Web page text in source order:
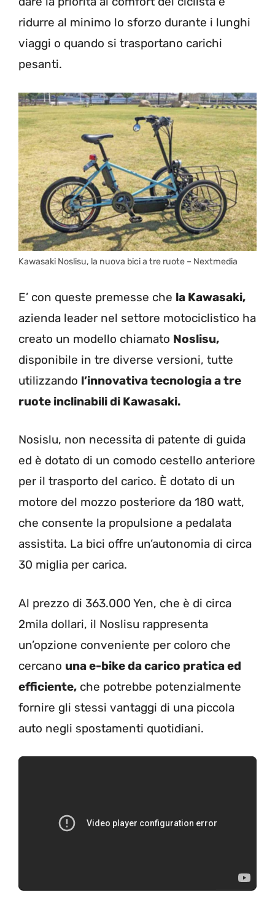
ridurre al minimo lo sforzo durante i lunghi
viaggi o quando si trasportano carichi
pesanti.
Kawasaki Noslisu, la nuova bici a tre ruote – Nextmedia
E’ con queste premesse che la Kawasaki,
azienda leader nel settore motociclistico ha
creato un modello chiamato Noslisu,
disponibile in tre diverse versioni, tutte
utilizzando l’innovativa tecnologia a tre
ruote inclinabili di Kawasaki.
Nosislu, non necessita di patente di guida
ed è dotato di un comodo cestello anteriore
per il trasporto del carico. È dotato di un
motore del mozzo posteriore da 180 watt,
che consente la propulsione a pedalata
assistita. La bici offre un’autonomia di circa
30 miglia per carica.
Al prezzo di 363.000 Yen, che è di circa
2mila dollari, il Noslisu rappresenta
un’opzione conveniente per coloro che
cercano una e-bike da carico pratica ed
efficiente, che potrebbe potenzialmente
fornire gli stessi vantaggi di una piccola
auto negli spostamenti quotidiani.